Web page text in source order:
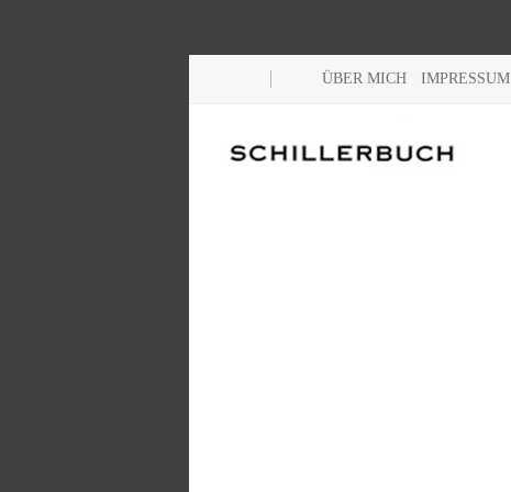
ÜBER MICH IMPRESSUM